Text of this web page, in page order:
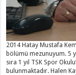
2014 Hatay Mustafa
bölümü mezunuyum. 5
sıra 1 yıl TSK Spor
bulunmaktadır. Halen